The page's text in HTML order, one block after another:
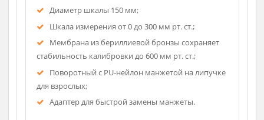
указателем для точного показания измерения;
Аппараты доступны в виде настенных,
настольных и автономных моделей;
Двойной корпус обеспечивает стабильность и
двойную защиту;
Каждая из моделей имеет держатель манжеты;
Циферблат снижает риск параллакса;